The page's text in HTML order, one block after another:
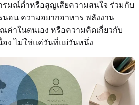
รมณ์ต่ำหรือสูญเสียความสนใจ ร่วมกับ
นอน ความอยากอาหาร พลังงาน
ค่าในตนเอง หรือความคิดเกี่ยวกับ
อง ไม่ใช่แค่วันที่แย่วันหนึ่ง